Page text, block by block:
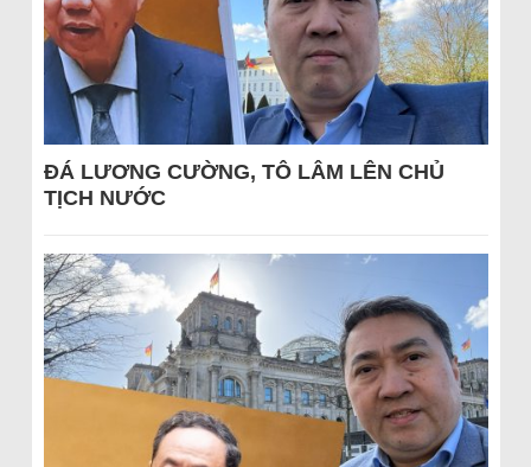
ĐÁ LƯƠNG CƯỜNG, TÔ LÂM LÊN CHỦ
TỊCH NƯỚC